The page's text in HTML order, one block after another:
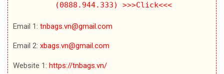
(0888.944.333)
>>>Click<<<
Email 1: tnbags.vn@gmail.com
Email 2: xbags.vn@gmail.com
Website 1: https://tnbags.vn/